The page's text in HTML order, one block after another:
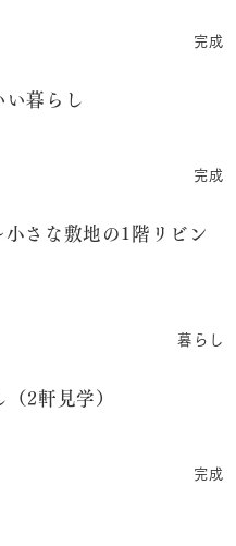
完成
暮らし
完成
さな敷地の1階リビン
暮らし
2軒見学）
完成